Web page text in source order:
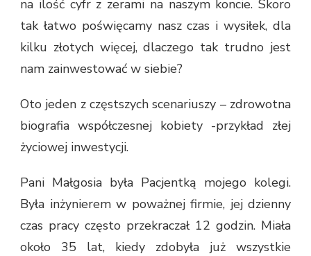
na ilość cyfr z zerami na naszym koncie. Skoro
tak łatwo poświęcamy nasz czas i wysiłek, dla
kilku złotych więcej, dlaczego tak trudno jest
nam zainwestować w siebie?
Oto jeden z częstszych scenariuszy – zdrowotna
biografia współczesnej kobiety -przykład złej
życiowej inwestycji.
Pani Małgosia była Pacjentką mojego kolegi.
Była inżynierem w poważnej firmie, jej dzienny
czas pracy często przekraczał 12 godzin. Miała
około 35 lat, kiedy zdobyła już wszystkie